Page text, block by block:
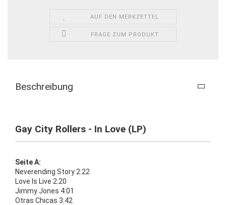
AUF DEN MERKZETTEL
FRAGE ZUM PRODUKT
Beschreibung
Gay City Rollers - In Love (LP)
Seite A:
Neverending Story 2:22
Love Is Live 2:20
Jimmy Jones 4:01
Otras Chicas 3:42